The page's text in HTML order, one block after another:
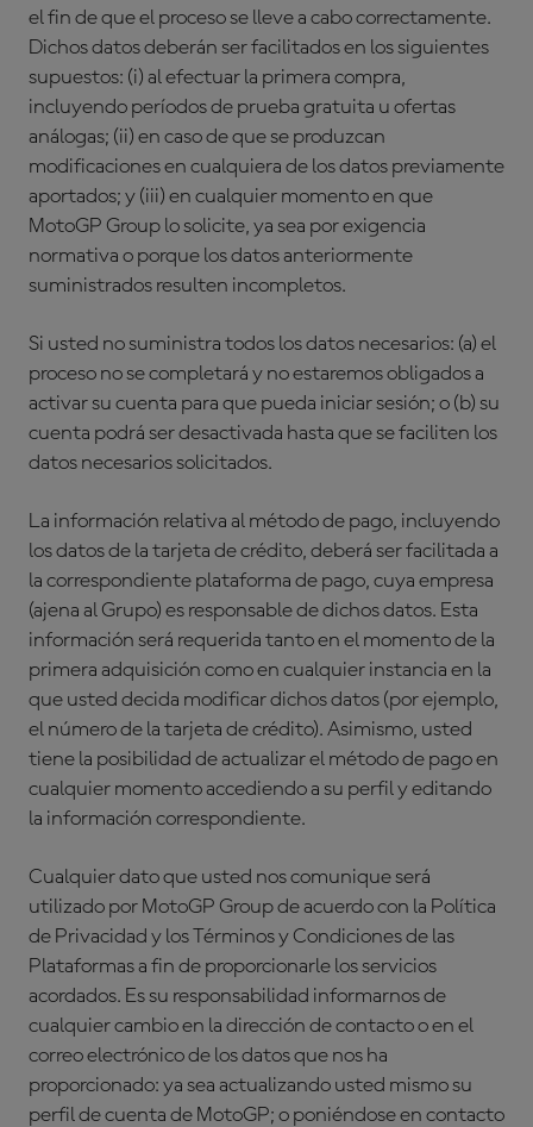
el fin de que el proceso se lleve a cabo correctamente.
Dichos datos deberán ser facilitados en los siguientes
supuestos: (i) al efectuar la primera compra,
incluyendo períodos de prueba gratuita u ofertas
análogas; (ii) en caso de que se produzcan
modificaciones en cualquiera de los datos previamente
aportados; y (iii) en cualquier momento en que
MotoGP Group lo solicite, ya sea por exigencia
normativa o porque los datos anteriormente
suministrados resulten incompletos.
Si usted no suministra todos los datos necesarios: (a) el
proceso no se completará y no estaremos obligados a
activar su cuenta para que pueda iniciar sesión; o (b) su
cuenta podrá ser desactivada hasta que se faciliten los
datos necesarios solicitados.
La información relativa al método de pago, incluyendo
los datos de la tarjeta de crédito, deberá ser facilitada a
la correspondiente plataforma de pago, cuya empresa
(ajena al Grupo) es responsable de dichos datos. Esta
información será requerida tanto en el momento de la
primera adquisición como en cualquier instancia en la
que usted decida modificar dichos datos (por ejemplo,
el número de la tarjeta de crédito). Asimismo, usted
tiene la posibilidad de actualizar el método de pago en
cualquier momento accediendo a su perfil y editando
la información correspondiente.
Cualquier dato que usted nos comunique será
utilizado por MotoGP Group de acuerdo con la Política
de Privacidad y los Términos y Condiciones de las
Plataformas a fin de proporcionarle los servicios
acordados. Es su responsabilidad informarnos de
cualquier cambio en la dirección de contacto o en el
correo electrónico de los datos que nos ha
proporcionado: ya sea actualizando usted mismo su
perfil de cuenta de MotoGP; o poniéndose en contacto